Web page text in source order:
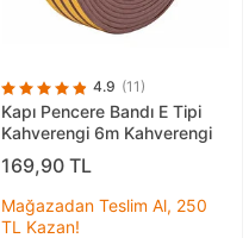
4.9 (11)
Kapı Pencere Bandı E Tipi
Kahverengi 6m Kahverengi
169,90 TL
Mağazadan Teslim Al, 250
TL Kazan!